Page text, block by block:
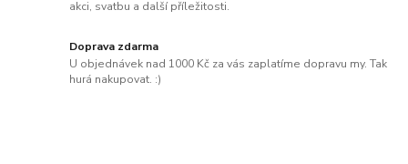
akci, svatbu a další příležitosti.
Doprava zdarma
U objednávek nad 1000 Kč za vás zaplatíme dopravu my. Tak
hurá nakupovat. :)